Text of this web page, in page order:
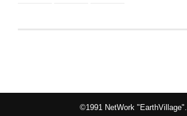
©1991 NetWork "EarthVillage".